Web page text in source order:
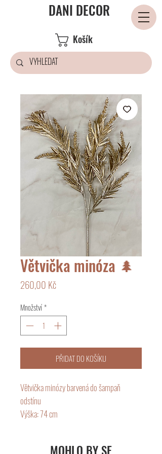
Košík
DANI DECOR
Větvička minóza 🌲
260,00 KčCena
Množství*
PŘIDAT DO KOŠÍKU
Větvička minózy barvená do šampaň
odstínu
Výška: 74 cm
MOHLO BY SE